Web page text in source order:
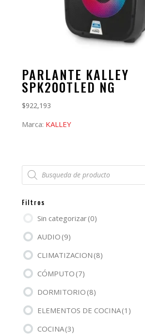
PARLANTE KALLEY
SPK200TLED NG
$922,193
Marca: KALLEY
Búsqueda
de
productos
Filtros
Sin categorizar(0)
AUDIO(9)
CLIMATIZACION(8)
CÓMPUTO(7)
DORMITORIO(8)
ELEMENTOS DE COCINA(1)
COCINA(3)